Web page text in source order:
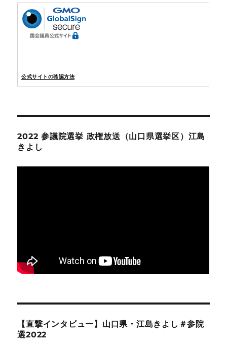
公式サイトの確認方法
2022 参議院選挙 政権放送（山口県選挙区）江島
きよし
【直撃インタビュー】山口県・江島きよし＃参院
選2022